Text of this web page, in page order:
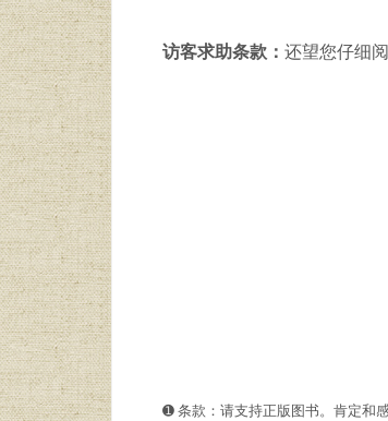
访客求助条款： 还望您仔细
➊️ 条款：请支持正版图书。肯定和